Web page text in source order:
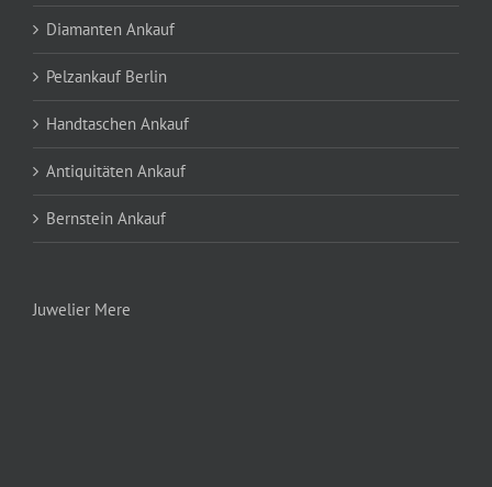
Diamanten Ankauf
Pelzankauf Berlin
Handtaschen Ankauf
Antiquitäten Ankauf
Bernstein Ankauf
Juwelier Mere